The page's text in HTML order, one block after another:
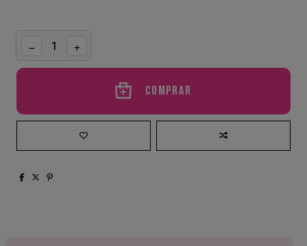
Comprar